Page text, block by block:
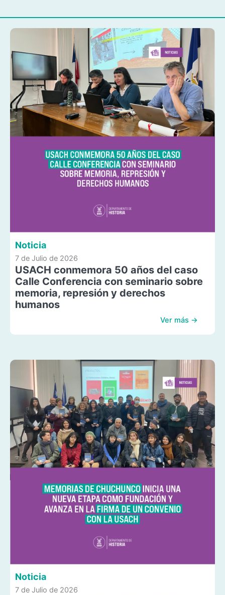
Noticia
7 de Julio de 2026
USACH conmemora 50 años del caso
Calle Conferencia con seminario sobre
memoria, represión y derechos
humanos
Ver más →
Noticia
7 de Julio de 2026